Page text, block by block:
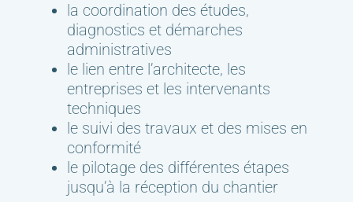
la coordination des études,
diagnostics et démarches
administratives
le lien entre l’architecte, les
entreprises et les intervenants
techniques
le suivi des travaux et des mises en
conformité
le pilotage des différentes étapes
jusqu’à la réception du chantier